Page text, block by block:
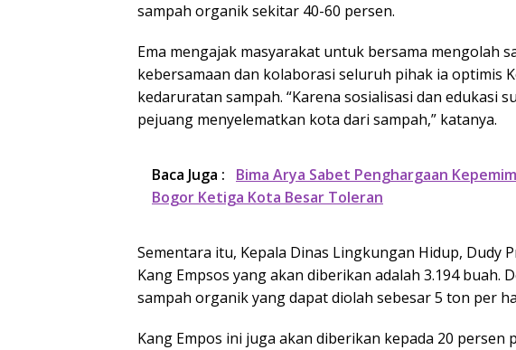
sampah organik sekitar 40-60 persen.
Ema mengajak masyarakat untuk bersama mengolah
kebersamaan dan kolaborasi seluruh pihak ia optimis
kedaruratan sampah. “Karena sosialisasi dan edukasi
pejuang menyelematkan kota dari sampah,” katanya.
Baca Juga :
Bima Arya Sabet Penghargaan
Bogor Ketiga Kota Besar Toleran
Sementara itu, Kepala Dinas Lingkungan Hidup, Dudy
Kang Empsos yang akan diberikan adalah 3.194 buah.
sampah organik yang dapat diolah sebesar 5 ton per
Kang Empos ini juga akan diberikan kepada 20 persen